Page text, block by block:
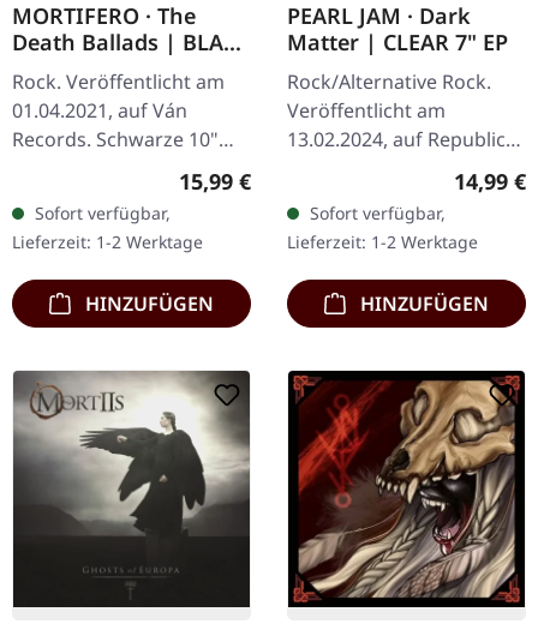
MORTIFERO · The
Death Ballads | BLACK
10" MLP
Rock. Veröffentlicht am
01.04.2021, auf Ván
Records. Schwarze 10"
Download-Card, limitiert
auf 580
handnummerierte
Exemplare.
Regulärer Preis:
15,99 €
Sofort verfügbar,
Lieferzeit: 1-2 Werktage
HINZUFÜGEN
PEARL JAM · Dark
Matter | CLEAR 7" EP
Rock/Alternative Rock.
Veröffentlicht am
13.02.2024, auf Republic
Records. Klares Vinyl 7"
Single mit 45 RPM im
matten Cover . Limitierte
Ten Club…
14,99 €
Sofort verfügbar,
Lieferzeit: 1-2 Werktage
HINZUFÜGEN